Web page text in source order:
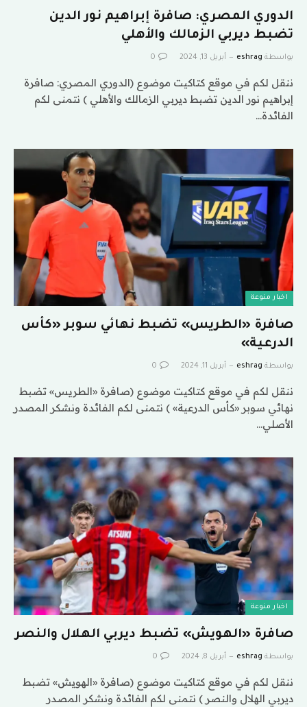
الدوري المصري: صافرة إبراهيم نور الدين
تضبط ديربي الزمالك والأهلي
بواسطة eshrag أبريل 13, 2024 0
ننقل لكم في موقع كتاكيت موضوع (الدوري المصري: صافرة
إبراهيم نور الدين تضبط ديربي الزمالك والأهلي ) نتمنى لكم
الفائدة…
اخبار منوعة
صافرة «الطريس» تضبط نهائي سوبر «كأس
الدرعية»
بواسطة eshrag أبريل 11, 2024 0
ننقل لكم في موقع كتاكيت موضوع (صافرة «الطريس» تضبط
نهائي سوبر «كأس الدرعية» ) نتمنى لكم الفائدة ونشكر المصدر
الأصلي…
اخبار منوعة
صافرة «الهويش» تضبط ديربي الهلال والنصر
بواسطة eshrag أبريل 8, 2024 0
ننقل لكم في موقع كتاكيت موضوع (صافرة «الهويش» تضبط
ديربي الهلال والنصر ) نتمنى لكم الفائدة ونشكر المصدر